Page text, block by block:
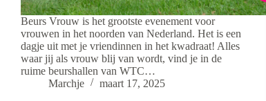
Beurs Vrouw is het grootste evenement voor
vrouwen in het noorden van Nederland. Het is een
dagje uit met je vriendinnen in het kwadraat! Alles
waar jij als vrouw blij van wordt, vind je in de
ruime beurshallen van WTC…
Marchje
maart 17, 2025